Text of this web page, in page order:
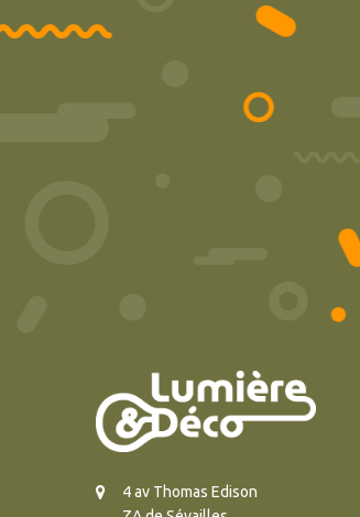
4 av Thomas Edison